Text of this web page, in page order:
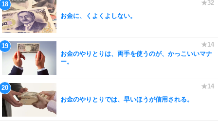
お金に、くよくよしない。
お金のやりとりは、両手を使うのが、かっこいいマナ
ー。
お金のやりとりでは、早いほうが信用される。